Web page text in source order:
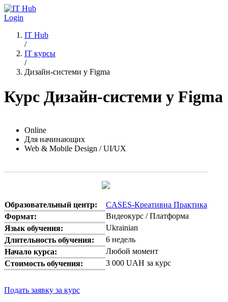
Перейти к основному содержанию
Login
IT Hub
/
IT курсы
/
Дизайн-системи у Figma
Курс Дизайн-системи у Figma
Online
Для начинающих
Web & Mobile Design / UI/UX
Образовательный центр:
CASES-Креативна Практика
Формат:
Видеокурс / Платформа
Язык обучения:
Ukrainian
Длительность обучения:
6 недель
Начало курса:
Любой момент
Стоимость обучения:
3 000 UAH за курс
Подать заявку за курс